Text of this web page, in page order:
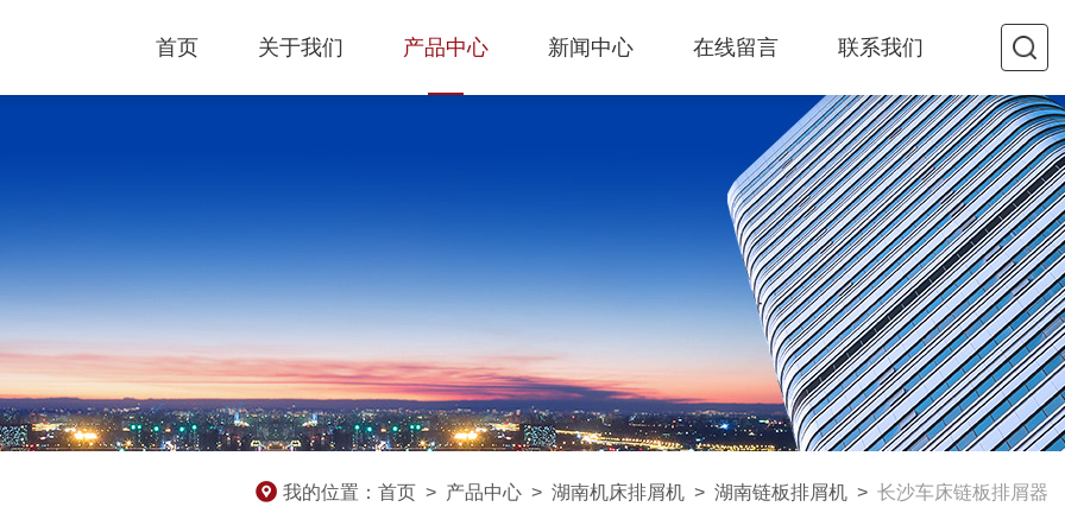
首页 关于我们 产品中心 新闻中心 在线留言 联系我们
我的位置： 首页 > 产品中心 > 湖南机床排屑机 > 湖南链板排屑机 > 长沙车床链板排屑器